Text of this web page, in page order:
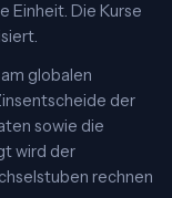
Einheit. Die Kurse
globalen
der
sowie die
wird der
rechnen